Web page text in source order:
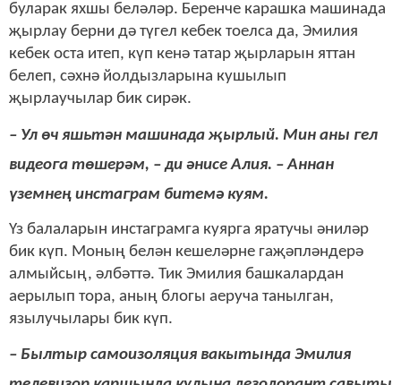
буларак яхшы беләләр. Беренче карашка машинада
җырлау берни дә түгел кебек тоелса да, Эмилия
кебек оста итеп, күп кенә татар җырларын яттан
белеп, сәхнә йолдызларына кушылып
җырлаучылар бик сирәк.
– Ул өч яшьтән машинада җырлый. Мин аны гел
видеога төшерәм, – ди әнисе Алия. – Аннан
үземнең инстаграм битемә куям.
Үз балаларын инстаграмга куярга яратучы әниләр
бик күп. Моның белән кешеләрне гаҗәпләндерә
алмыйсың, әлбәттә. Тик Эмилия башкалардан
аерылып тора, аның блогы аеруча танылган,
язылучылары бик күп.
– Былтыр самоизоляция вакытында Эмилия